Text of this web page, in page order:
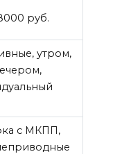
руб.
утром,
с МКПП,